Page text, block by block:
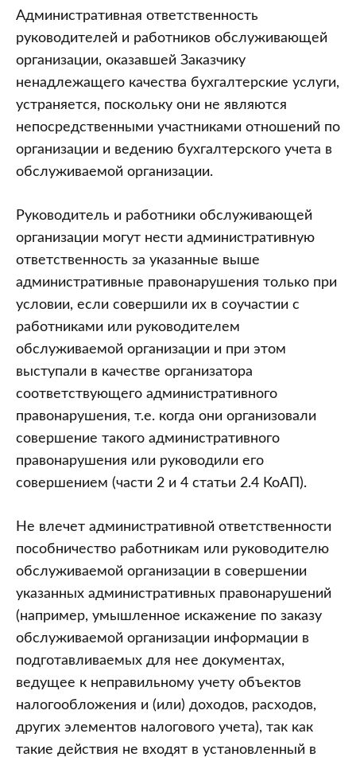
Административная ответственность
руководителей и работников обслуживающей
организации, оказавшей Заказчику
ненадлежащего качества бухгалтерские услуги,
устраняется, поскольку они не являются
непосредственными участниками отношений по
организации и ведению бухгалтерского учета в
обслуживаемой организации.
Руководитель и работники обслуживающей
организации могут нести административную
ответственность за указанные выше
административные правонарушения только при
условии, если совершили их в соучастии с
работниками или руководителем
обслуживаемой организации и при этом
выступали в качестве организатора
соответствующего административного
правонарушения, т.е. когда они организовали
совершение такого административного
правонарушения или руководили его
совершением (части 2 и 4 статьи 2.4 КоАП).
Не влечет административной ответственности
пособничество работникам или руководителю
обслуживаемой организации в совершении
указанных административных правонарушений
(например, умышленное искажение по заказу
обслуживаемой организации информации в
подготавливаемых для нее документах,
ведущее к неправильному учету объектов
налогообложения и (или) доходов, расходов,
других элементов налогового учета), так как
такие действия не входят в установленный в